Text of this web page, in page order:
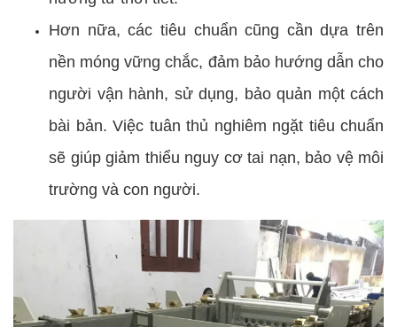
Hơn nữa, các tiêu chuẩn cũng cần dựa trên
nền móng vững chắc, đảm bảo hướng dẫn cho
người vận hành, sử dụng, bảo quản một cách
bài bản. Việc tuân thủ nghiêm ngặt tiêu chuẩn
sẽ giúp giảm thiểu nguy cơ tai nạn, bảo vệ môi
trường và con người.